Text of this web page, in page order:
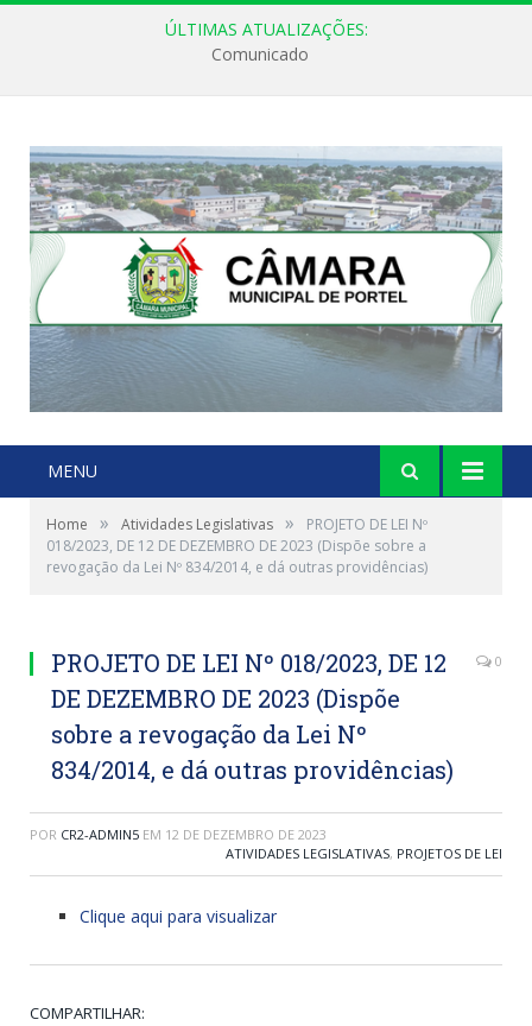
ÚLTIMAS ATUALIZAÇÕES:
Comunicado
MENU
Home » Atividades Legislativas »
PROJETO DE LEI Nº
018/2023, DE 12 DE DEZEMBRO DE 2023 (Dispõe sobre a
revogação da Lei Nº 834/2014, e dá outras providências)
PROJETO DE LEI Nº 018/2023, DE 12
DE DEZEMBRO DE 2023 (Dispõe
sobre a revogação da Lei Nº
834/2014, e dá outras providências)
0
POR CR2-ADMIN5 EM 12 DE DEZEMBRO DE 2023
ATIVIDADES LEGISLATIVAS, PROJETOS DE LEI
Clique aqui para visualizar
COMPARTILHAR: